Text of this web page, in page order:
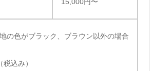
の色がブラック、ブラウン以外の場合
込み）